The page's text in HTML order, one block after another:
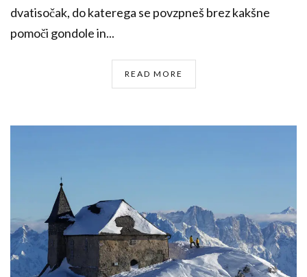
dvatisočak, do katerega se povzpneš brez kakšne
pomoči gondole in...
READ MORE